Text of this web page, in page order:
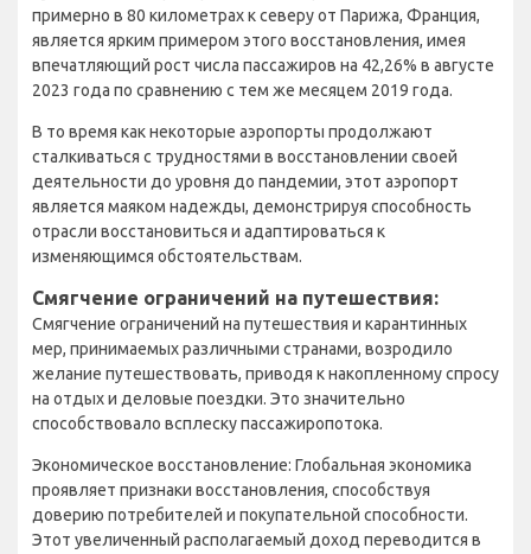
примерно в 80 километрах к северу от Парижа, Франция,
является ярким примером этого восстановления, имея
впечатляющий рост числа пассажиров на 42,26% в августе
2023 года по сравнению с тем же месяцем 2019 года.
В то время как некоторые аэропорты продолжают
сталкиваться с трудностями в восстановлении своей
деятельности до уровня до пандемии, этот аэропорт
является маяком надежды, демонстрируя способность
отрасли восстановиться и адаптироваться к
изменяющимся обстоятельствам.
Смягчение ограничений на путешествия:
Смягчение ограничений на путешествия и карантинных
мер, принимаемых различными странами, возродило
желание путешествовать, приводя к накопленному спросу
на отдых и деловые поездки. Это значительно
способствовало всплеску пассажиропотока.
Экономическое восстановление: Глобальная экономика
проявляет признаки восстановления, способствуя
доверию потребителей и покупательной способности.
Этот увеличенный располагаемый доход переводится в